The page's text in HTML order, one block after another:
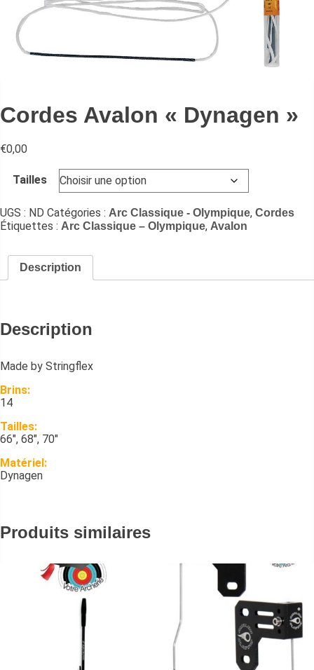
Cordes Avalon « Dynagen »
€0,00
Tailles
UGS : ND Catégories : Arc Classique - Olympique, Cordes
Étiquettes : Arc Classique – Olympique, Avalon
Description
Description
Made by Stringflex
Brins:
14
Tailles:
66″, 68″, 70″
Matériel:
Dynagen
Produits similaires